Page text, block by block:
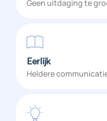
Geen uitdaging te
Eerlijk
Heldere